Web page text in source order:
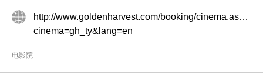
http://www.goldenharvest.com/booking/cinema.aspx?
cinema=gh_ty&lang=en
电影院